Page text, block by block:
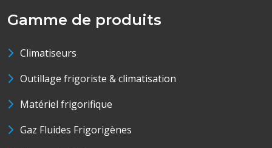
Gamme de produits
Climatiseurs
Outillage frigoriste & climatisation
Matériel frigorifique
Gaz Fluides Frigorigènes